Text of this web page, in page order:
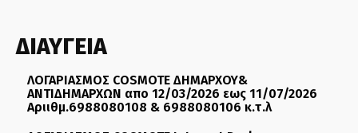
ΔΙΑΥΓΕΙΑ
ΛΟΓΑΡΙΑΣΜΟΣ COSMOTE ΔΗΜΑΡΧΟΥ&
ΑΝΤΙΔΗΜΑΡΧΩΝ απο 12/03/2026 εως 11/07/2026
Αριιθμ.6988080108 & 6988080106 κ.τ.λ